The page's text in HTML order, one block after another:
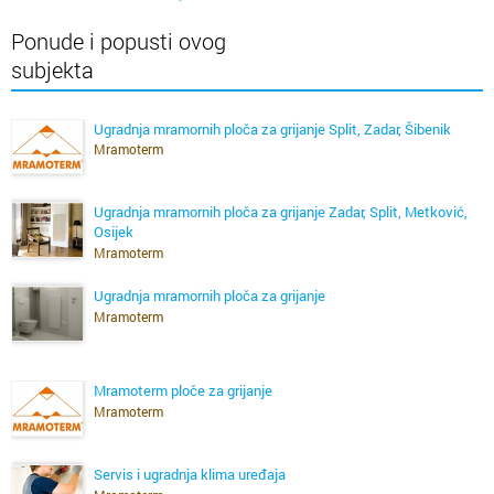
Dobro došli na stranicu
Mramotermje osnovan 1986. godine kao obiteljska tvrtka.
Stalnim inovativnim radom i ulaganjem u proizvodnju, koristeći
nova tehnološka dostignuća usavršili smo naše proizvode.
Ponude i popusti ovog
subjekta
Ugradnja mramornih ploča za grijanje Split, Zadar, Šibenik
Mramoterm
Ugradnja mramornih ploča za grijanje Zadar, Split, Metković,
Osijek
Mramoterm
Ugradnja mramornih ploča za grijanje
Mramoterm
Mramoterm ploče za grijanje
Mramoterm
Servis i ugradnja klima uređaja